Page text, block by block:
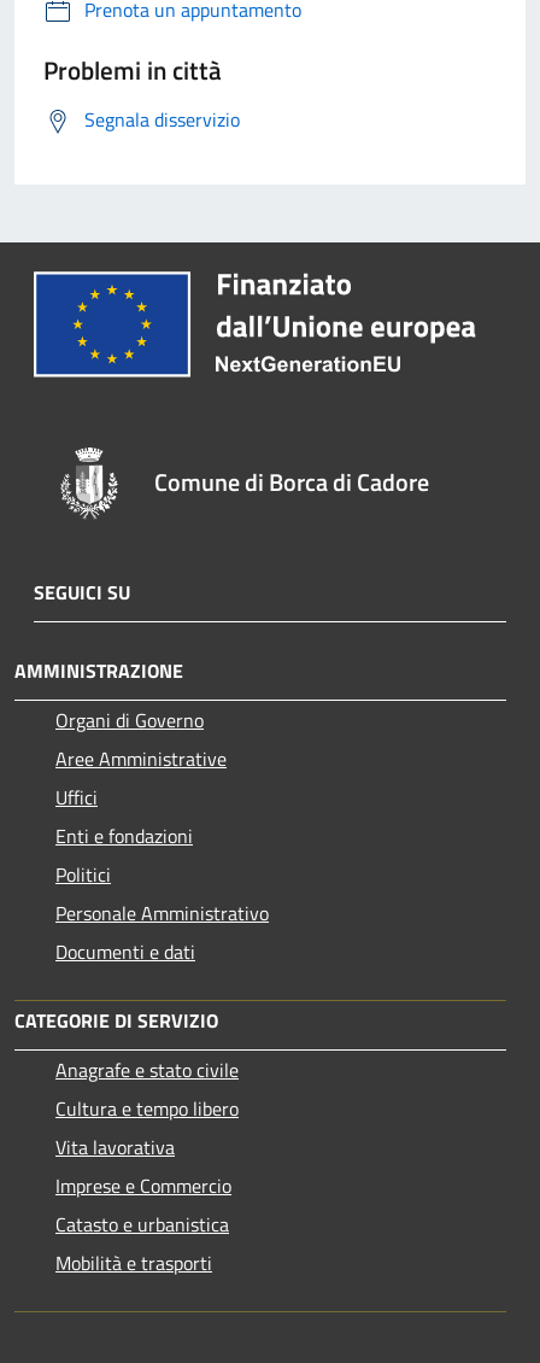
Prenota un appuntamento
Problemi in città
Segnala disservizio
Comune di Borca di Cadore
SEGUICI SU
AMMINISTRAZIONE
Organi di Governo
Aree Amministrative
Uffici
Enti e fondazioni
Politici
Personale Amministrativo
Documenti e dati
CATEGORIE DI SERVIZIO
Anagrafe e stato civile
Cultura e tempo libero
Vita lavorativa
Imprese e Commercio
Catasto e urbanistica
Mobilità e trasporti